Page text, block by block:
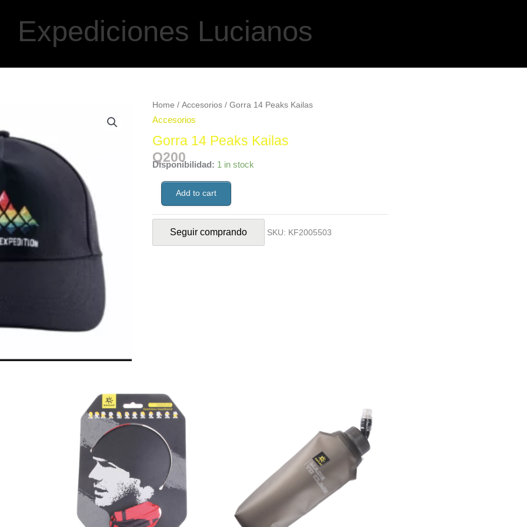
Expediciones Lucianos
Home / Accesorios/ Gorra 14 Peaks Kailas
Accesorios
Gorra 14 Peaks Kailas
Q200
Disponibilidad: 1 in stock
Add to cart
Seguir comprando SKU: KF2005503